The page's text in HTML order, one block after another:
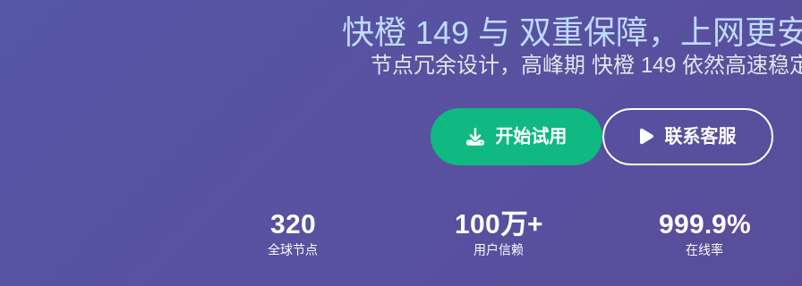
快橙 149 与 双重保障，上网更
节点冗余设计，高峰期 快橙 149 依然高速稳
开始试用 联系客服
320
全球节点
100万+
用户信赖
999.9%
在线率